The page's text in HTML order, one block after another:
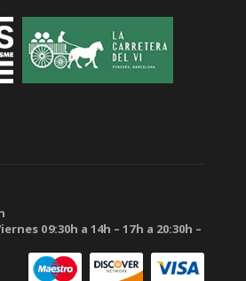
09:30h a 14h – 17h a 20:30h –